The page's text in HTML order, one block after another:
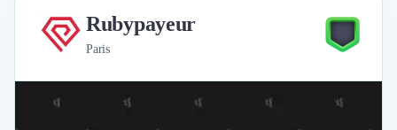
Développement d'Application Mobile
Développement E-commerce
Logiciel E-Commerce
Rubypayeur
Paris